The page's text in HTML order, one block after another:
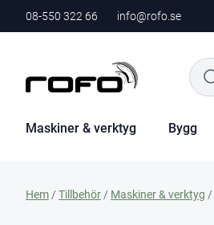
08-550 322 66 info@rofo.se
Maskiner & verktyg Bygg
Hem /Tillbehör / Maskiner & verktyg /